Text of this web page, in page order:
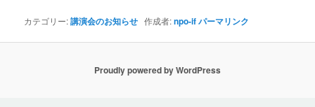
カテゴリー:講演会のお知らせ 作成者:npo-ifパーマリンク
Proudly powered by WordPress